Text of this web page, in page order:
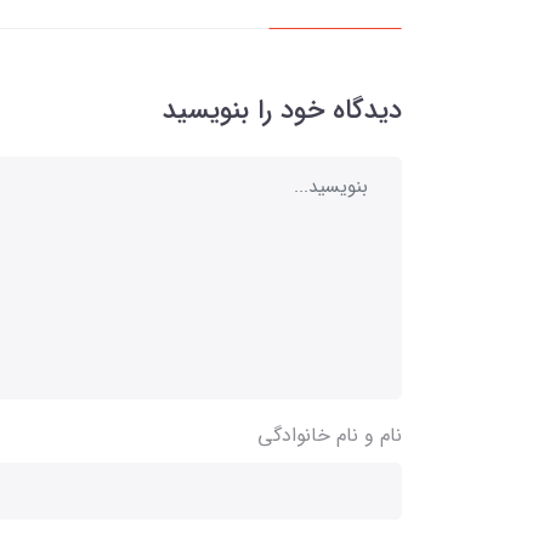
دیدگاه خود را بنویسید
نام و نام خانوادگی